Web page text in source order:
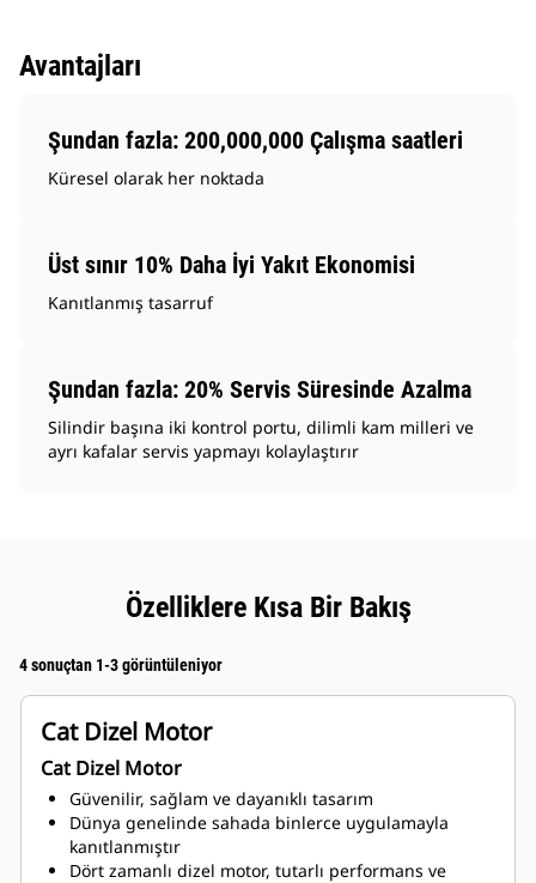
Avantajları
Şundan fazla: 200,000,000 Çalışma saatleri
Küresel olarak her noktada
Üst sınır 10% Daha İyi Yakıt Ekonomisi
Kanıtlanmış tasarruf
Şundan fazla: 20% Servis Süresinde Azalma
Silindir başına iki kontrol portu, dilimli kam milleri ve
ayrı kafalar servis yapmayı kolaylaştırır
Özelliklere Kısa Bir Bakış
4 sonuçtan 1-3 görüntüleniyor
Cat Dizel Motor
Cat Dizel Motor
Güvenilir, sağlam ve dayanıklı tasarım
Dünya genelinde sahada binlerce uygulamayla
kanıtlanmıştır
Dört zamanlı dizel motor, tutarlı performans ve